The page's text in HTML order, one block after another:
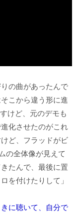
の曲があったんで
こから違う形に進
けど、元のデモも
化させたのがこれ
ど、フラッドがビ
の全体像が見えて
たんで、最後に置
を付けたりして」
に聴いて、自分で